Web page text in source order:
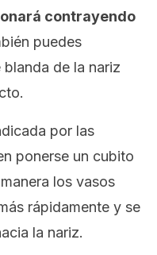
contrayendo
puedes
de la nariz
por las
ponerse un cubito
los vasos
rápidamente y se
la nariz.